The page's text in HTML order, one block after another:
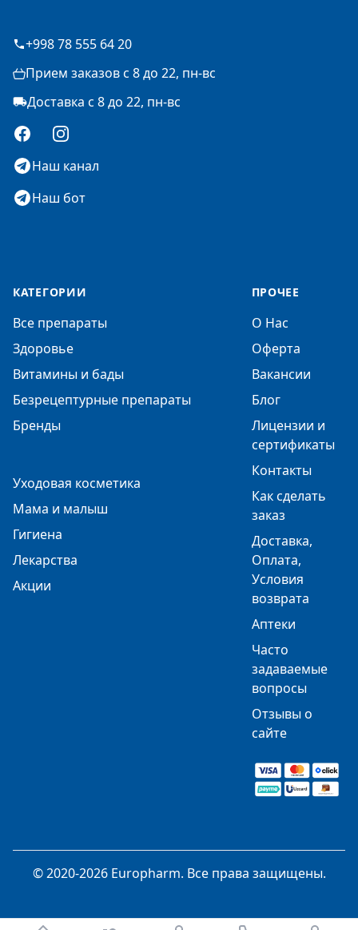
+998 78 555 64 20
Прием заказов с 8 до 22, пн-вс
Доставка с 8 до 22, пн-вс
FacebookInstagram
Наш канал
Наш бот
КАТЕГОРИИ
Все препараты
Здоровье
Витамины и бады
Безрецептурные препараты
Бренды
Уходовая косметика
Мама и малыш
Гигиена
Лекарства
Акции
ПРОЧЕЕ
О Нас
Оферта
Вакансии
Блог
Лицензии и
сертификаты
Контакты
Как сделать
заказ
Доставка,
Оплата,
Условия
возврата
Аптеки
Часто
задаваемые
вопросы
Отзывы о
сайте
© 2020-2026 Europharm. Все права защищены.